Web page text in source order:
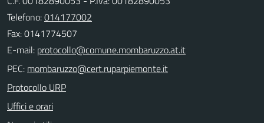
Telefono:014177002
Fax: 0141774507
E-mail:
PEC:
Protocollo URP
Uffici e orari